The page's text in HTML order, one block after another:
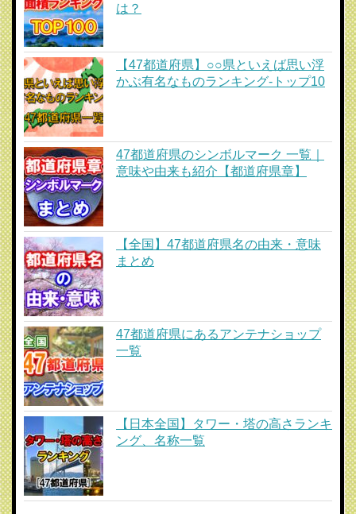
は？
【47都道府県】○○県といえば思い浮
かぶ有名なものランキング-トップ10
47都道府県のシンボルマーク 一覧｜
意味や由来も紹介【都道府県章】
【全国】47都道府県名の由来・意味
まとめ
47都道府県にあるアンテナショップ
一覧
【日本全国】タワー・塔の高さランキ
ング、名称一覧